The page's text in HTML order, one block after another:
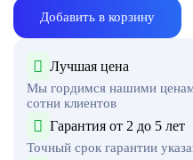
Добавить в корзину
Лучшая цена
Мы гордимся нашими
сотни клиентов
Гарантия от 2 до 5 лет
Точный срок гарантии